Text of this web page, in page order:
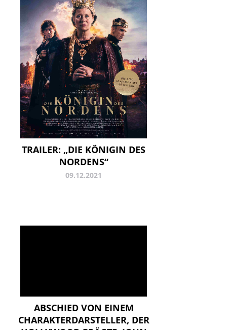
TRAILER: „DIE KÖNIGIN DES
NORDENS“
09.12.2021
ABSCHIED VON EINEM
CHARAKTERDARSTELLER, DER